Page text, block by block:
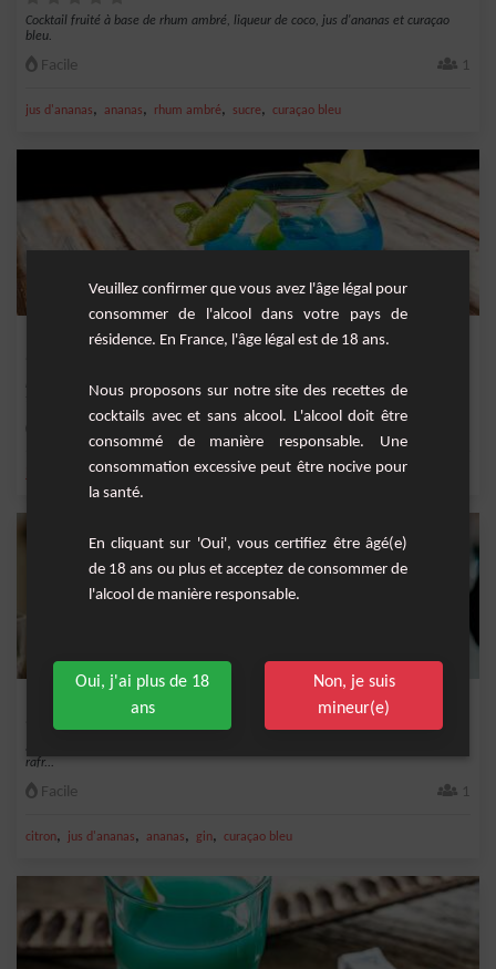
Cocktail fruité à base de rhum ambré, liqueur de coco, jus d'ananas et curaçao
bleu.
Facile 1
jus d'ananas, ananas, rhum ambré, sucre, curaçao bleu
Bleu Paradis
Découvrez le Bleu Paradis, un cocktail exotique et rafraîchissant qui vous
transporte s...
jus d'ananas,ananas,curaçao bleu,rhum,rhum blanc
rafr...
Facile 1
citron, jus d'ananas, ananas, gin, curaçao bleu
Veuillez confirmer que vous avez l'âge légal pour
consommer de l'alcool dans votre pays de
résidence. En France, l'âge légal est de 18 ans.
Nous proposons sur notre site des recettes de
cocktails avec et sans alcool. L'alcool doit être
consommé de manière responsable. Une
consommation excessive peut être nocive pour
la santé.
En cliquant sur 'Oui', vous certifiez être âgé(e)
de 18 ans ou plus et acceptez de consommer de
l'alcool de manière responsable.
Oui, j'ai plus de 18
ans
Non, je suis
mineur(e)